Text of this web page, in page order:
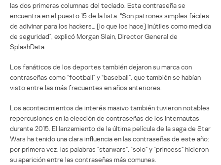
las dos primeras columnas del teclado. Esta contraseña se
encuentra en el puesto 15 de la lista. “Son patrones simples fáciles
de adivinar para los hackers… [lo que los hace] inútiles como medida
de seguridad”, explicó Morgan Slain, Director General de
SplashData.
Los fanáticos de los deportes también dejaron su marca con
contraseñas como “football” y “baseball”, que también se habían
visto entre las más frecuentes en años anteriores.
Los acontecimientos de interés masivo también tuvieron notables
repercusiones en la elección de contraseñas de los internautas
durante 2015. El lanzamiento de la última película de la saga de Star
Wars ha tenido una clara influencia en las contraseñas de este año:
por primera vez, las palabras “starwars”, “solo” y “princess” hicieron
su aparición entre las contraseñas más comunes.